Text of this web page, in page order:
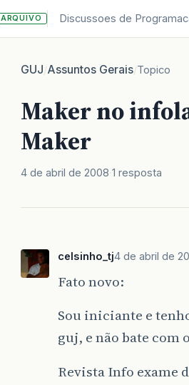
ARQUIVO Discussoes de
GUJ/Assuntos Gerais/Topico
Maker no
Maker
4 de abril de 2008 1 resposta
celsinho_tj4 de abril de
Fato novo:
Sou iniciante e
guj, e não bate com
Revista Info exame